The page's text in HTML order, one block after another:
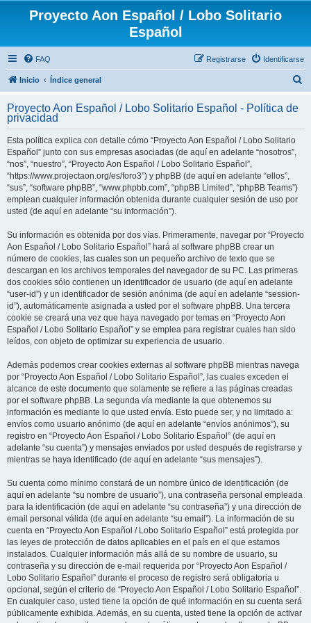
Proyecto Aon Español / Lobo Solitario
Español
FAQ Identificarse
Registrarse
Inicio Índice general
c
Proyecto Aon Español / Lobo Solitario Español - Política de
privacidad
Esta política explica con detalle cómo “Proyecto Aon Español / Lobo Solitario
Español” junto con sus empresas asociadas (de aquí en adelante “nosotros”,
“nos”, “nuestro”, “Proyecto Aon Español / Lobo Solitario Español”,
“https://www.projectaon.org/es/foro3”) y phpBB (de aquí en adelante “ellos”,
“sus”, “software phpBB”, “www.phpbb.com”, “phpBB Limited”, “phpBB Teams”)
emplean cualquier información obtenida durante cualquier sesión de uso por
usted (de aquí en adelante “su información”).
Su información es obtenida por dos vías. Primeramente, navegar por “Proyecto
Aon Español / Lobo Solitario Español” hará al software phpBB crear un
número de cookies, las cuales son un pequeño archivo de texto que se
descargan en los archivos temporales del navegador de su PC. Las primeras
dos cookies sólo contienen un identificador de usuario (de aquí en adelante
“user-id”) y un identificador de sesión anónima (de aquí en adelante “session-
id”), automáticamente asignada a usted por el software phpBB. Una tercera
cookie se creará una vez que haya navegado por temas en “Proyecto Aon
Español / Lobo Solitario Español” y se emplea para registrar cuales han sido
leídos, con objeto de optimizar su experiencia de usuario.
Además podemos crear cookies externas al software phpBB mientras navega
por “Proyecto Aon Español / Lobo Solitario Español”, las cuales exceden el
alcance de este documento que solamente se refiere a las páginas creadas
por el software phpBB. La segunda vía mediante la que obtenemos su
información es mediante lo que usted envía. Esto puede ser, y no limitado a:
envíos como usuario anónimo (de aquí en adelante “envíos anónimos”), su
registro en “Proyecto Aon Español / Lobo Solitario Español” (de aquí en
adelante “su cuenta”) y mensajes enviados por usted después de registrarse y
mientras se haya identificado (de aquí en adelante “sus mensajes”).
Su cuenta como mínimo constará de un nombre único de identificación (de
aquí en adelante “su nombre de usuario”), una contraseña personal empleada
para la identificación (de aquí en adelante “su contraseña”) y una dirección de
email personal válida (de aquí en adelante “su email”). La información de su
cuenta en “Proyecto Aon Español / Lobo Solitario Español” está protegida por
las leyes de protección de datos aplicables en el país en el que estamos
instalados. Cualquier información más allá de su nombre de usuario, su
contraseña y su dirección de e-mail requerida por “Proyecto Aon Español /
Lobo Solitario Español” durante el proceso de registro será obligatoria u
opcional, según el criterio de “Proyecto Aon Español / Lobo Solitario Español”.
En cualquier caso, usted tiene la opción de qué información en su cuenta será
públicamente exhibida. Además, en su cuenta, usted tiene la opción de activar